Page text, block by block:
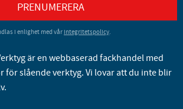
PRENUMERERA
i enlighet med vår integritetspolicy.
är en webbaserad fackhandel med
för slående verktyg. Vi lovar att du inte blir